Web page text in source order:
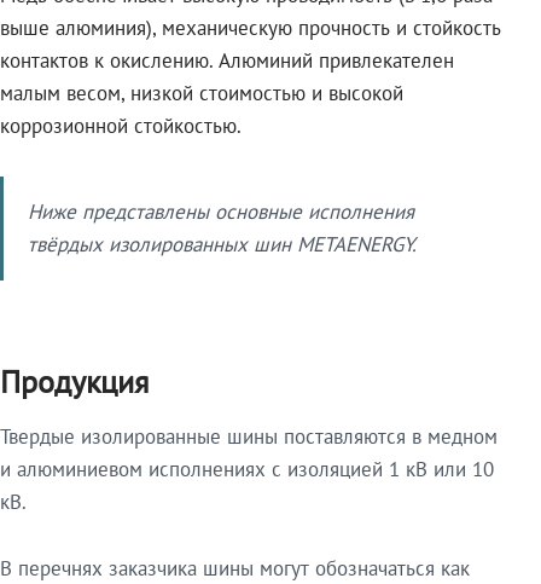
выше алюминия), механическую прочность и стойкость
контактов к окислению. Алюминий привлекателен
малым весом, низкой стоимостью и высокой
коррозионной стойкостью.
Ниже представлены основные исполнения
твёрдых изолированных шин METAENERGY.
Продукция
Твердые изолированные шины поставляются в медном
и алюминиевом исполнениях с изоляцией 1 кВ или 10
кВ.
В перечнях заказчика шины могут обозначаться как